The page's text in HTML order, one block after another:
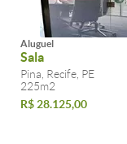
Aluguel
Sala
Pina, Recife, PE
225m2
R$ 28.125,00